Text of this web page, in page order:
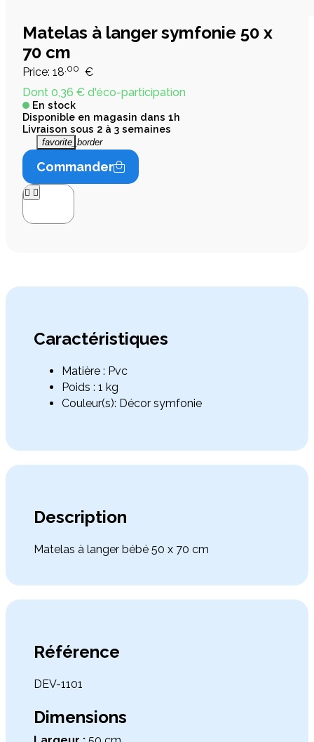
Matelas à langer symfonie 50 x
70 cm
Price: 18 ,00 €
Dont 0,36 € d'éco-participation
En stock
Disponible en magasin dans 1h
Livraison sous 2 à 3 semaines
favorite_border
Commander
 
Caractéristiques
Matière : Pvc
Poids : 1 kg
Couleur(s): Décor symfonie
Description
Matelas à langer bébé 50 x 70 cm
Référence
DEV-1101
Dimensions